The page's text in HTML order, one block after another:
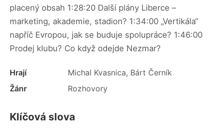
placený obsah 1:28:20 Další plány Liberce –
marketing, akademie, stadion? 1:34:00 „Vertikála“
napříč Evropou, jak se buduje spolupráce? 1:46:00
Prodej klubu? Co když odejde Nezmar?
Hrají
Michal Kvasnica, Bárt Černík
Žánr
Rozhovory
Klíčová slova